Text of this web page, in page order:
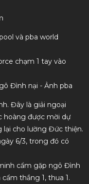
và pba world
Đình nại - Ảnh pba
Đây là giải ngoại
hoàng được mời dự
lại cho lường Đức thiện.
6/3, trong đó có
cẩm gặp ngô Đình
thắng 1, thua 1.